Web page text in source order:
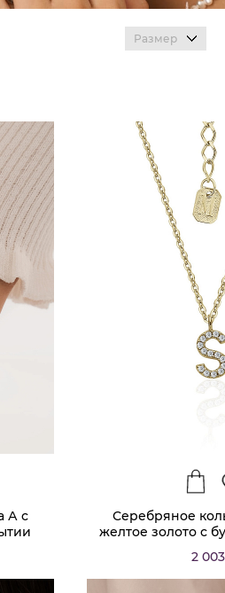
Размер
А с
Серебряное
желтое золото с
2